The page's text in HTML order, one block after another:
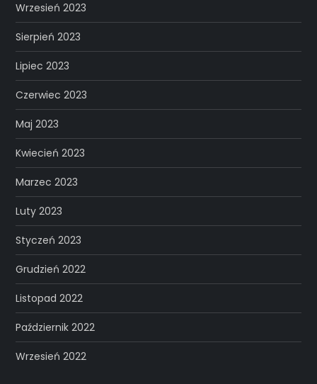
Wrzesień 2023
Sierpień 2023
Lipiec 2023
Czerwiec 2023
Maj 2023
Kwiecień 2023
Marzec 2023
Luty 2023
Styczeń 2023
Grudzień 2022
Listopad 2022
Październik 2022
Wrzesień 2022